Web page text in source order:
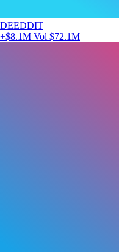
DEEDDIT
+$8.1M Vol $72.1M